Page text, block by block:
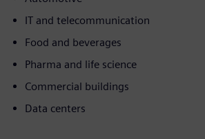
IT and telecommunication
Food and beverages
Pharma and life science
Commercial buildings
Data centers